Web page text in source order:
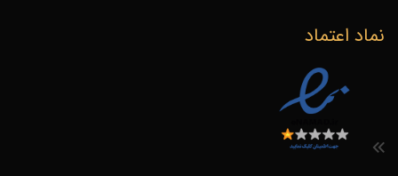
نماد اعتماد